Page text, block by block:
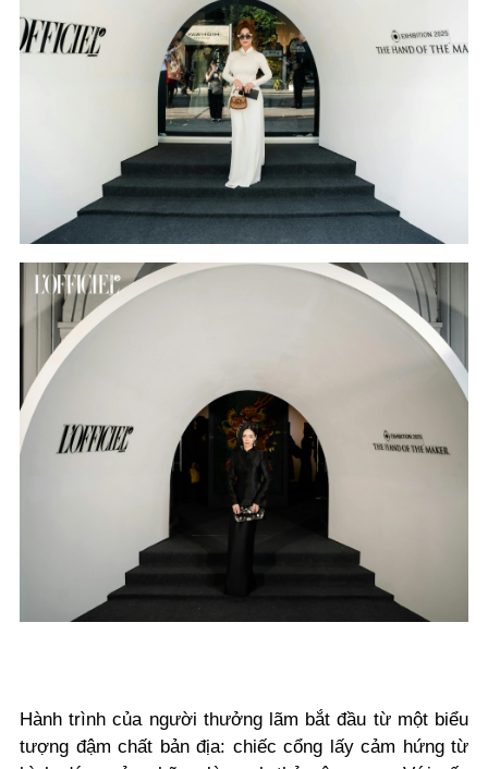
Hành trình của người thưởng lãm bắt đầu từ một biểu
tượng đậm chất bản địa: chiếc cổng lấy cảm hứng từ